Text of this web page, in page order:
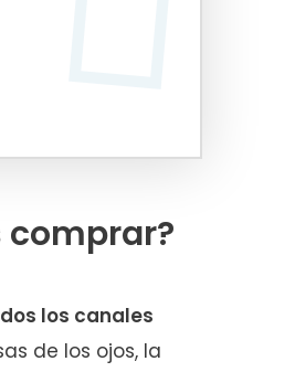
comprar?
los canales
de los ojos, la